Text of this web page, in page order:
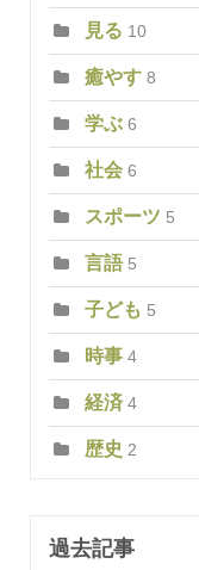
見る 10
癒やす 8
学ぶ 6
社会 6
スポーツ 5
言語 5
子ども 5
時事 4
経済 4
歴史 2
過去記事